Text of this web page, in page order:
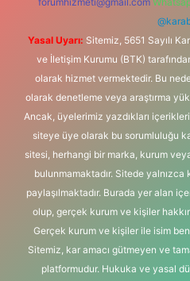
Yasal Uyarı: Sitemiz, 5651 Sayılı
ve İletişim Kurumu (BTK)
olarak hizmet vermektedir. Bu
olarak denetleme veya araştırma
Ancak, üyelerimiz yazdıkları
siteye üye olarak bu sorumluluğu
sitesi, herhangi bir marka, kurum
bulunmamaktadır. Sitede yalnızca
paylaşılmaktadır. Burada yer alan
olup, gerçek kurum ve kişiler
Gerçek kurum ve kişiler ile isim
Sitemiz, kar amacı gütmeyen ve
platformudur. Hukuka ve yasal